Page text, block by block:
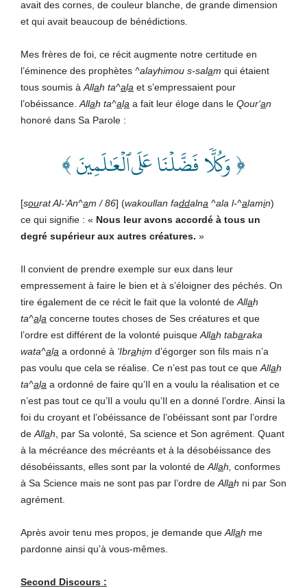
avait des cornes, de couleur blanche, de grande dimension
et qui avait beaucoup de bénédictions.
Mes frères de foi, ce récit augmente notre certitude en
l’éminence des prophètes ^alayhimou s-salam qui étaient
tous soumis àAllah ta^ala et s’empressaient pour
l’obéissance.Allah ta^ala a fait leur éloge dans le Qour‘an
honoré dans Sa Parole :
﴿ وَكُلّٗا فَضَّلۡنَا عَلَى ٱلۡعَٰلَمِينَ ﴾
[sourat Al-‘An^am / 86] (wakoullan faddalna ^ala l-^alamin)
ce qui signifie : « Nous leur avons accordé à tous un
degré supérieur aux autres créatures. »
Il convient de prendre exemple sur eux dans leur
empressement à faire le bien et à s’éloigner des péchés. On
tire également de ce récit le fait que la volonté deAllah
ta^ala concerne toutes choses de Ses créatures et que
l’ordre est différent de la volonté puisqueAllah tabaraka
wata^ala a ordonné à ‘Ibrahim d’égorger son fils mais n’a
pas voulu que cela se réalise. Ce n’est pas tout ce queAllah
ta^ala a ordonné de faire qu’Il en a voulu la réalisation et ce
n’est pas tout ce qu’Il a voulu qu’Il en a donné l’ordre. Ainsi la
foi du croyant et l’obéissance de l’obéissant sont par l’ordre
deAllah, par Sa volonté, Sa science et Son agrément. Quant
à la mécréance des mécréants et à la désobéissance des
désobéissants, elles sont par la volonté deAllah, conformes
à Sa Science mais ne sont pas par l’ordre deAllah ni par Son
agrément.
Après avoir tenu mes propos, je demande queAllah me
pardonne ainsi qu’à vous-mêmes.
Second Discours :